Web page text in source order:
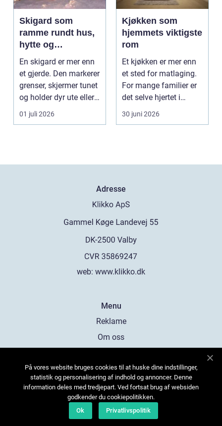
Skigard som
ramme rundt hus,
hytte og
kulturlandskap
En skigard er mer enn
et gjerde. Den markerer
grenser, skjermer tunet
og holder dyr ute eller
inne, ...
01 juli 2026
Kjøkken som
hjemmets viktigste
rom
Et kjøkken er mer enn
et sted for matlaging.
For mange familier er
det selve hjertet i
boligen, romm...
30 juni 2026
Adresse
web: www.klikko.dk
Menu
Reklame
Om oss
Kontakt Oss
Sitemap
På vores website bruges cookies til at huske dine indstillinger,
statistik og personalisering af indhold og annoncer. Denne
information deles med tredjepart. Ved fortsat brug af websiden
godkender du cookiepolitikken.
Ok
Privatlivspolitik